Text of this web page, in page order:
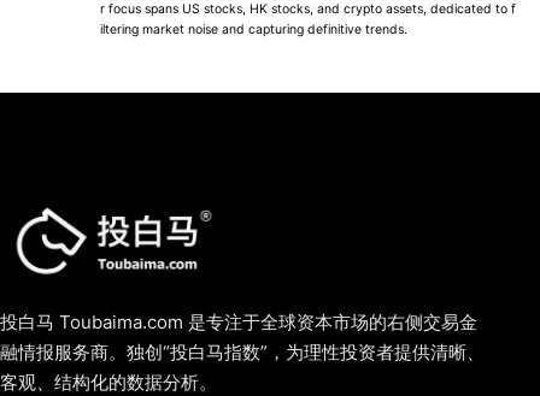
r focus spans US stocks, HK stocks, and crypto assets, dedicated to f
iltering market noise and capturing definitive trends.
投白马 Toubaima.com 是专注于全球资本市场的右侧交易金
融情报服务商。独创“投白马指数”，为理性投资者提供清晰、
客观、结构化的数据分析。